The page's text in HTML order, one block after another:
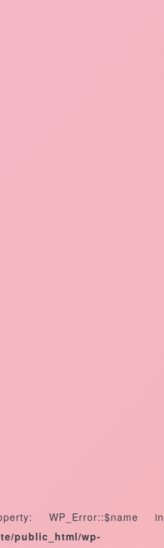
WP_Error::$name in
public_html/wp-